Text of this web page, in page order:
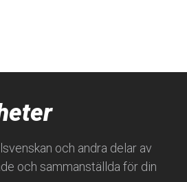
och andra delar av
och sammanställda för din